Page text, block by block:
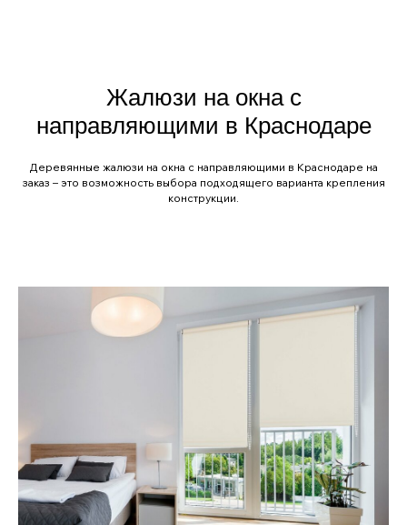
Жалюзи на окна с
направляющими в Краснодаре
Деревянные жалюзи на окна с направляющими в Краснодаре на
заказ – это возможность выбора подходящего варианта крепления
конструкции.